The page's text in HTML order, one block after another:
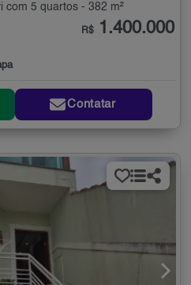
com 5 quartos - 382 m²
R$ 1.400.000
Contatar